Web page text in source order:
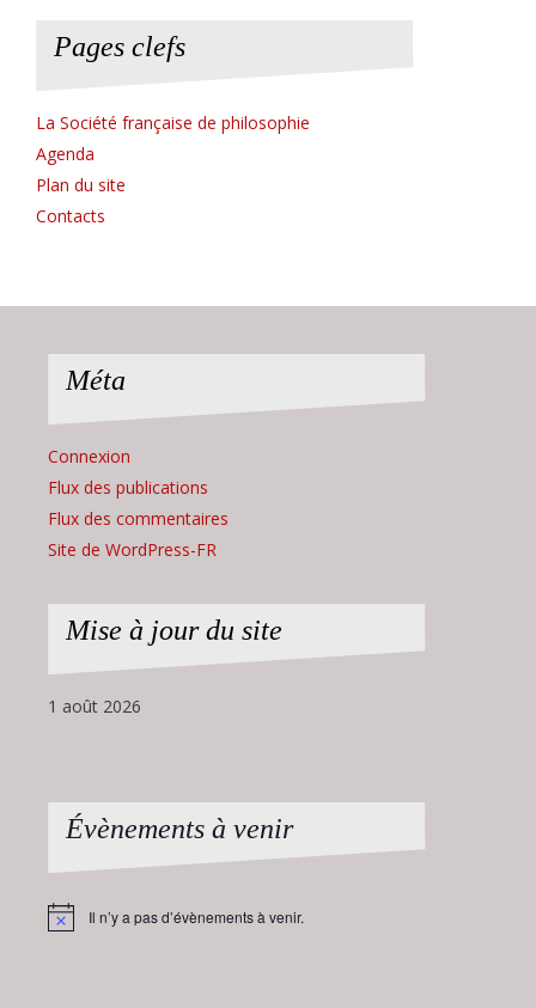
Pages clefs
La Société française de philosophie
Agenda
Plan du site
Contacts
Méta
Connexion
Flux des publications
Flux des commentaires
Site de WordPress-FR
Mise à jour du site
1 août 2026
Évènements à venir
Notice Il n’y a pas d’évènements à venir.